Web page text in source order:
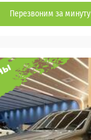
Перезвоним за минуту